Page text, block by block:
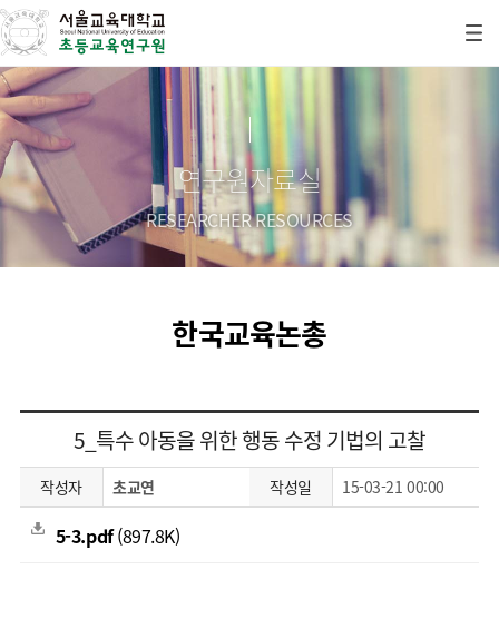
연구원자료실
RESEARCHER RESOURCES
한국교육논총
5_특수 아동을 위한 행동 수정 기법의 고찰
작성자 초교연 작성일 15-03-21 00:00
5-3.pdf(897.8K)